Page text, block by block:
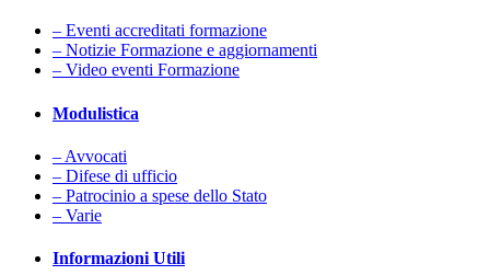
– Eventi accreditati formazione
– Notizie Formazione e aggiornamenti
– Video eventi Formazione
Modulistica
– Avvocati
– Difese di ufficio
– Patrocinio a spese dello Stato
– Varie
Informazioni Utili